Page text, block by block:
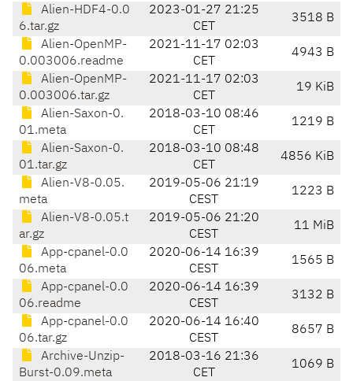
Alien-HDF4-0.0
6.tar.gz
2023-01-27 21:25
CET
3518 B
Alien-OpenMP-
0.003006.readme
2021-11-17 02:03
CET
4943 B
Alien-OpenMP-
0.003006.tar.gz
2021-11-17 02:03
CET
19 KiB
Alien-Saxon-0.
01.meta
2018-03-10 08:46
CET
1219 B
Alien-Saxon-0.
01.tar.gz
2018-03-10 08:48
CET
4856 KiB
Alien-V8-0.05.
meta
2019-05-06 21:19
CEST
1223 B
Alien-V8-0.05.t
ar.gz
2019-05-06 21:20
CEST
11 MiB
App-cpanel-0.0
06.meta
2020-06-14 16:39
CEST
1565 B
App-cpanel-0.0
06.readme
2020-06-14 16:39
CEST
3132 B
App-cpanel-0.0
06.tar.gz
2020-06-14 16:40
CEST
8657 B
Archive-Unzip-
Burst-0.09.meta
2018-03-16 21:36
CET
1069 B